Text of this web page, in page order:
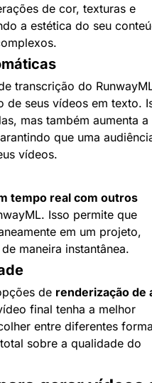
de cor, texturas e
a estética do seu
transcrição do
seus vídeos em texto.
mas também aumenta a
que uma
vídeos.
tempo real com outros
Isso permite que
em um projeto,
maneira instantânea.
de renderização de
final tenha a melhor
entre diferentes
sobre a qualidade do